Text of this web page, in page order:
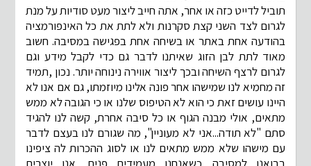
תוביל לדייט כזה או אחר, אתה חייב ליצור מעט סודיות על מנת
לגרום לצד השני קצת סקרנות ולא לתת את כל האינפורמציה
בהודעה אחת באתר או בשיחה אחת בפגישה במסיבה. חשוב
מאוד לתת לבן הזוג שאיתנו לדבר גם כדי לקבל מידע וגם
לגרום לרצף השיחה ובכך ליצור אווירה נינוחה יותר. נכון ,תמיד
זה מחמיא לנו שמישהו אחר פונה אלינו מיוזמתו, גם אם אנו לא
היינו עושים זאת כי הוא לא הטיפוס שלנו או כי הגובה לא ממש
מתאים, אולי מבנה הגוף או כל סיבה אחרת, קשה לנו להגיד
סתם "לא תודה...אני לא מעוניין", מה שגורם לנו בעצם לדבר
עם מישהו שלא ממש מתאים לנו או לסוג ההכרות לה ציפינו